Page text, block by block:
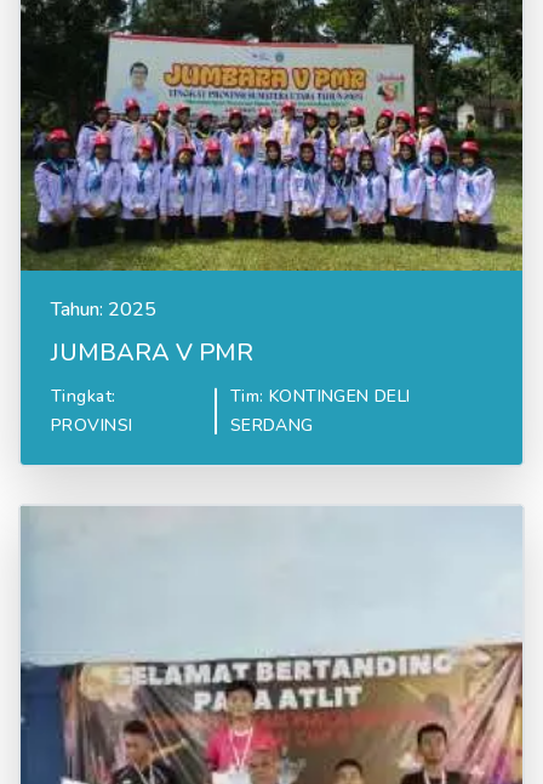
Tahun: 2025
JUMBARA V PMR
Tingkat:
PROVINSI
Tim: KONTINGEN DELI
SERDANG